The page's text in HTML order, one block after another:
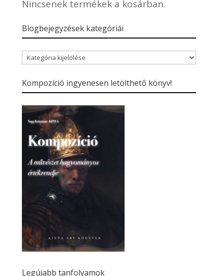
Nincsenek termékek a kosárban.
Blogbejegyzések kategóriái
Blogbejegyzések
kategóriái
Kompozíció ingyenesen letölthető könyv!
Legújabb tanfolyamok